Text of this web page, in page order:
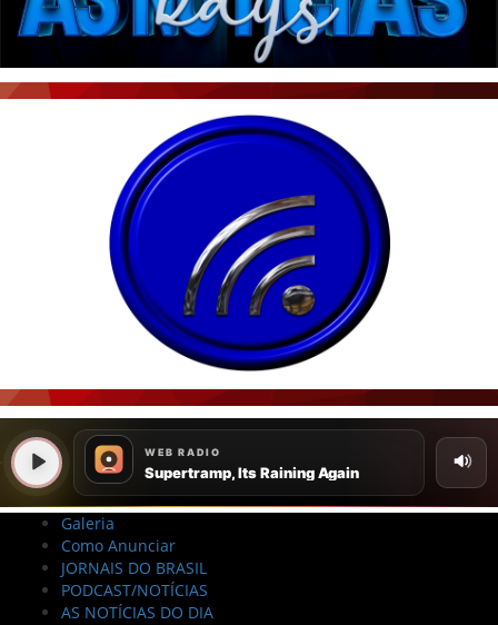
Galeria
Como Anunciar
JORNAIS DO BRASIL
PODCAST/NOTÍCIAS
AS NOTÍCIAS DO DIA